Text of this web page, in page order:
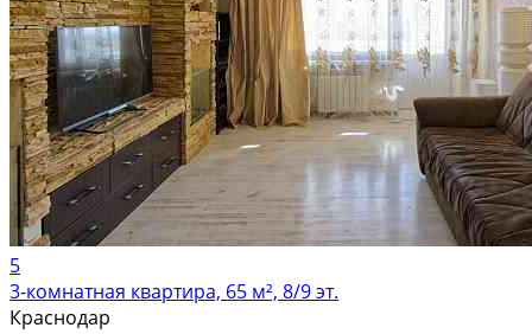
5
3-комнатная квартира, 65 м², 8/9 эт.
Краснодар